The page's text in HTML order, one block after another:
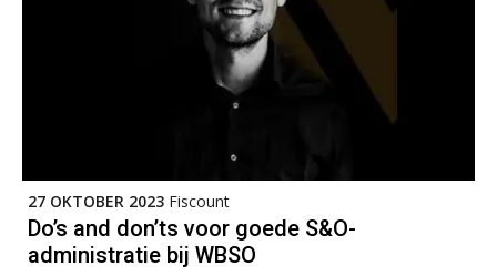
27 OKTOBER 2023 Fiscount
Do’s and don’ts voor goede S&O-
administratie bij WBSO
Markus Verbeek Praehep
MOCuitgevers
AUG
MOCuitgevers
28